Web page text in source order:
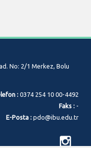
No: 2/1 Merkez, Bolu
: 0374 254 10 00-4492
Faks : -
E-Posta : pdo@ibu.edu.tr